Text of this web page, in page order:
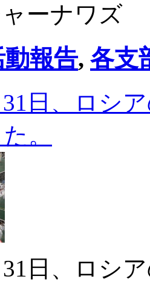
ーナワズ
報告, 各支
日、ロシ
。
日、ロシ